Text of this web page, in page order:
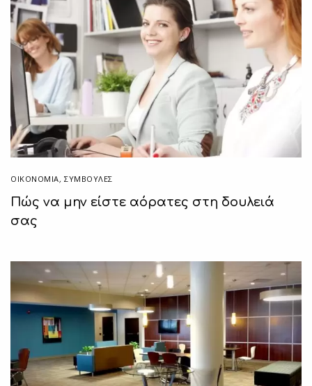
ΟΙΚΟΝΟΜΙΑ,ΣΥΜΒΟΥΛΈΣ
Πώς να μην είστε αόρατες στη δουλειά
σας